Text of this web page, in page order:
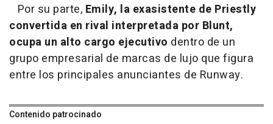
Por su parte, Emily, la exasistente de Priestly
convertida en rival interpretada por Blunt,
ocupa un alto cargo ejecutivo dentro de un
grupo empresarial de marcas de lujo que figura
entre los principales anunciantes de Runway.
Contenido patrocinado